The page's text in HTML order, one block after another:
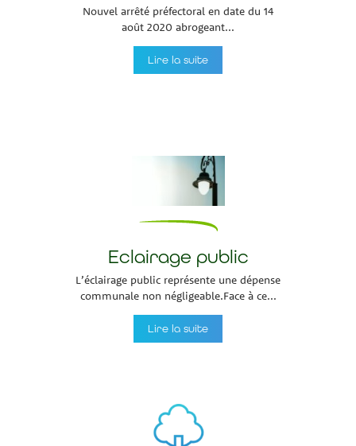
Nouvel arrêté préfectoral en date du 14
août 2020 abrogeant...
Lire la suite
Eclairage public
L’éclairage public représente une dépense
communale non négligeable.Face à ce...
Lire la suite